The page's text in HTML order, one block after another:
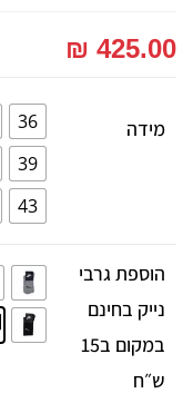
₪ 425.00
מידה 36
39
43
הוספת גרבי
נייק בחינם
במקום ב15
ש״ח